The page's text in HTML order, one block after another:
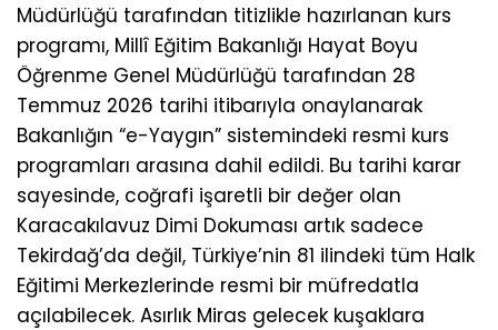
Müdürlüğü tarafından titizlikle hazırlanan kurs
programı, Millî Eğitim Bakanlığı Hayat Boyu
Öğrenme Genel Müdürlüğü tarafından 28
Temmuz 2026 tarihi itibarıyla onaylanarak
Bakanlığın “e-Yaygın” sistemindeki resmi kurs
programları arasına dahil edildi. Bu tarihi karar
sayesinde, coğrafi işaretli bir değer olan
Karacakılavuz Dimi Dokuması artık sadece
Tekirdağ’da değil, Türkiye’nin 81 ilindeki tüm Halk
Eğitimi Merkezlerinde resmi bir müfredatla
açılabilecek. Asırlık Miras gelecek kuşaklara